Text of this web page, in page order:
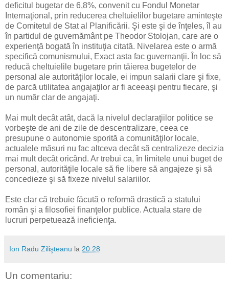
deficitul bugetar de 6,8%, convenit cu Fondul Monetar
Internaţional, prin reducerea cheltuielilor bugetare aminteşte
de Comitetul de Stat al Planificării. Şi este şi de înţeles, îl au
în partidul de guvernământ pe Theodor Stolojan, care are o
experienţă bogată în instituţia citată. Nivelarea este o armă
specifică comunismului, Exact asta fac guvernanţii. În loc să
reducă cheltuielile bugetare prin tăierea bugetelor de
personal ale autorităţilor locale, ei impun salarii clare şi fixe,
de parcă utilitatea angajaţilor ar fi aceeaşi pentru fiecare, şi
un număr clar de angajaţi.
Mai mult decât atât, dacă la nivelul declaraţiilor politice se
vorbeşte de ani de zile de descentralizare, ceea ce
presupune o autonomie sporită a comunităţilor locale,
actualele măsuri nu fac altceva decât să centralizeze decizia
mai mult decât oricând. Ar trebui ca, în limitele unui buget de
personal, autorităţile locale să fie libere să angajeze şi să
concedieze şi să fixeze nivelul salariilor.
Este clar că trebuie făcută o reformă drastică a statului
român şi a filosofiei finanţelor publice. Actuala stare de
lucruri perpetuează ineficienţa.
Ion Radu Zilişteanu la 20:28
Un comentariu: